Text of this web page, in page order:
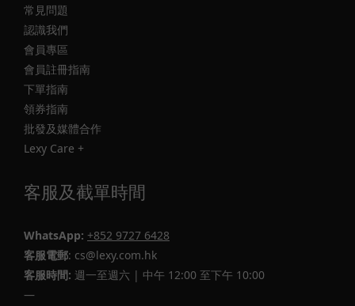
常見問題
認識我們
會員專區
會員註冊指南
下單指南
領券指南
批發及媒體合作
Lexy Care +
客服及截單時間
WhatsApp: +852 9727 6428
客服電郵: cs@lexy.com.hk
客服時間: 週一至週六 | 中午 12:00 至下午 10:00
—